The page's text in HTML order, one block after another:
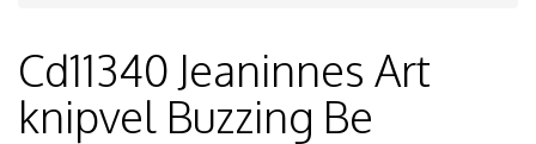
Cd11340 Jeaninnes Art
knipvel Buzzing Be